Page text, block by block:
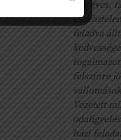
sok éves,
feladva
felszínre
Vezetett
házi